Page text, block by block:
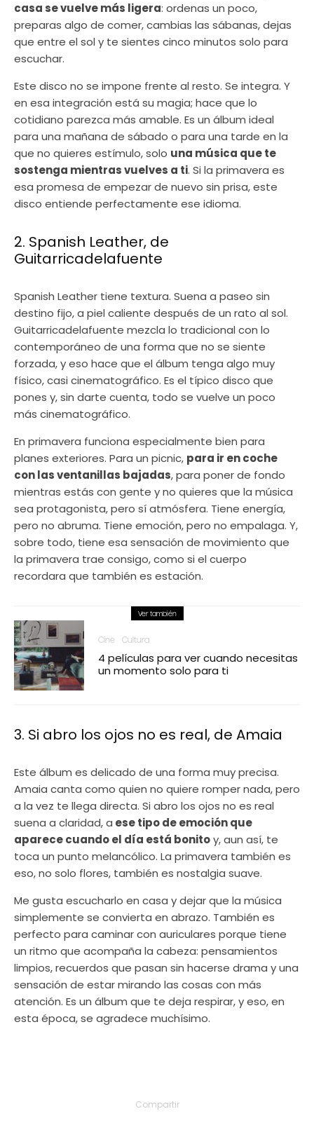
casa se vuelve más ligera: ordenas un poco,
preparas algo de comer, cambias las sábanas, dejas
que entre el sol y te sientes cinco minutos solo para
escuchar.
Este disco no se impone frente al resto. Se integra. Y
en esa integración está su magia; hace que lo
cotidiano parezca más amable. Es un álbum ideal
para una mañana de sábado o para una tarde en la
que no quieres estímulo, solo una música que te
sostenga mientras vuelves a ti. Si la primavera es
esa promesa de empezar de nuevo sin prisa, este
disco entiende perfectamente ese idioma.
2. Spanish Leather, de
Guitarricadelafuente
Spanish Leather tiene textura. Suena a paseo sin
destino fijo, a piel caliente después de un rato al sol.
Guitarricadelafuente mezcla lo tradicional con lo
contemporáneo de una forma que no se siente
forzada, y eso hace que el álbum tenga algo muy
físico, casi cinematográfico. Es el típico disco que
pones y, sin darte cuenta, todo se vuelve un poco
más cinematográfico.
En primavera funciona especialmente bien para
planes exteriores. Para un picnic, para ir en coche
con las ventanillas bajadas, para poner de fondo
mientras estás con gente y no quieres que la música
sea protagonista, pero sí atmósfera. Tiene energía,
pero no abruma. Tiene emoción, pero no empalaga. Y,
sobre todo, tiene esa sensación de movimiento que
la primavera trae consigo, como si el cuerpo
recordara que también es estación.
Ver también
Cine Cultura
4 películas para ver cuando necesitas
un momento solo para ti
3. Si abro los ojos no es real, de Amaia
Este álbum es delicado de una forma muy precisa.
Amaia canta como quien no quiere romper nada, pero
a la vez te llega directa. Si abro los ojos no es real
suena a claridad, a ese tipo de emoción que
aparece cuando el día está bonitoy, aun así, te
toca un punto melancólico. La primavera también es
eso, no solo flores, también es nostalgia suave.
Me gusta escucharlo en casa y dejar que la música
simplemente se convierta en abrazo. También es
perfecto para caminar con auriculares porque tiene
un ritmo que acompaña la cabeza: pensamientos
limpios, recuerdos que pasan sin hacerse drama y una
sensación de estar mirando las cosas con más
atención. Es un álbum que te deja respirar, y eso, en
esta época, se agradece muchísimo.
Compartir